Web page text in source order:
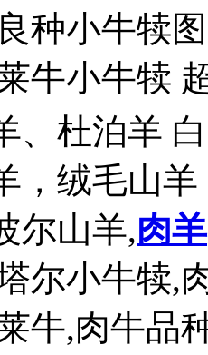
种小牛犊
牛小牛犊
、杜泊羊
，绒毛山
尔山羊,肉羊
尔小牛犊,
牛,肉牛品